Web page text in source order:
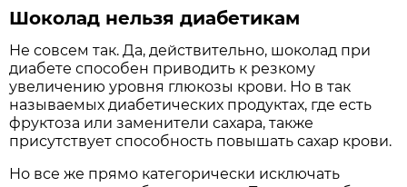
Шоколад нельзя диабетикам
Не совсем так. Да, действительно, шоколад при
диабете способен приводить к резкому
увеличению уровня глюкозы крови. Но в так
называемых диабетических продуктах, где есть
фруктоза или заменители сахара, также
присутствует способность повышать сахар крови.
Но все же прямо категорически исключать